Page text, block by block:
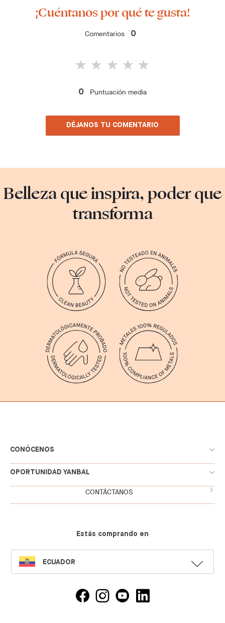
¡Cuéntanos por qué te gusta!
Comentarios 0
0 Puntuación media
DÉJANOS TU COMENTARIO
Belleza que inspira, poder que
transforma
CONÓCENOS
OPORTUNIDAD YANBAL
CONTÁCTANOS
Estás comprando en
SELECT
LANGUAGE
ECUADOR